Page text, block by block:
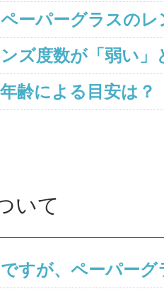
ーパーグラスの
ズ度数が「弱い
齢による目安は？
いて
すが、ペーパー